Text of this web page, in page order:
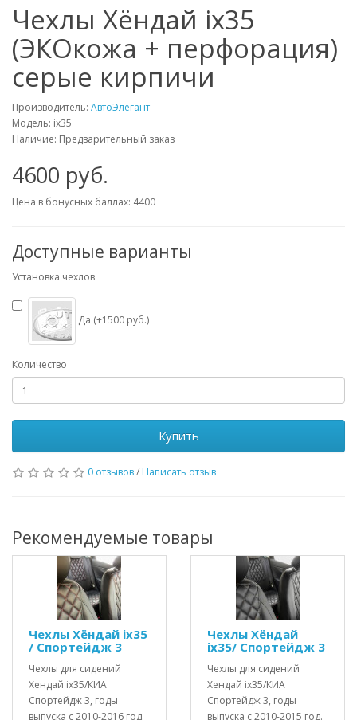
Чехлы Хёндай ix35
(ЭКОкожа + перфорация)
серые кирпичи
Производитель: АвтоЭлегант
Модель: ix35
Наличие: Предварительный заказ
4600 руб.
Цена в бонусных баллах: 4400
Доступные варианты
Установка чехлов
Да (+1500 руб.)
Количество
Купить
0 отзывов/ Написать отзыв
Рекомендуемые товары
Чехлы Хёндай ix35
/ Спортейдж 3
Чехлы для сидений
Хендай ix35/КИА
Спортейдж 3, годы
выпуска с 2010-2016 год.
Чехлы Хёндай
ix35/ Спортейдж 3
Чехлы для сидений
Хендай ix35/КИА
Спортейдж 3, годы
выпуска с 2010-2015 год.